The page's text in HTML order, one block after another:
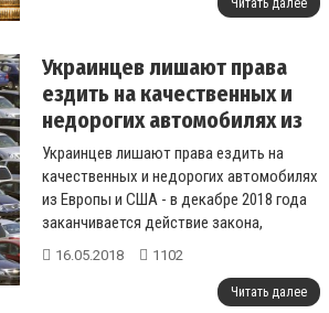
Читать далее
Украинцев лишают права
ездить на качественных и
недорогих автомобилях из
Европы и США
Украинцев лишают права ездить на
качественных и недорогих автомобилях
из Европы и США - в декабре 2018 года
заканчивается действие закона,
который устанавливает льготные
16.05.2018 1102
Читать далее